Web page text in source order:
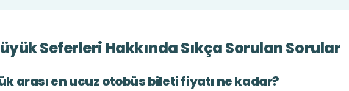
Seferleri Hakkında Sıkça Sorulan Sorular
arası en ucuz otobüs bileti fiyatı ne kadar?